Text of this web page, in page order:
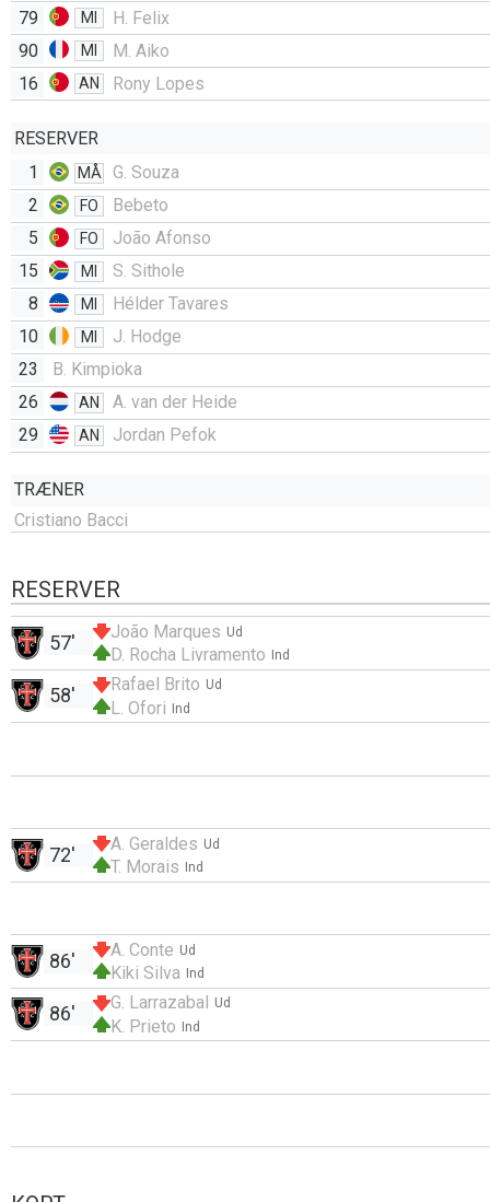
79
MI
H. Felix
90
MI
M. Aiko
16
AN Rony Lopes
RESERVER
1
MÅ
G. Souza
2
FO
Bebeto
5
FO
João Afonso
15
MI
S. Sithole
8
MI
Hélder Tavares
10
MI
J. Hodge
23
B. Kimpioka
26
AN
A. van der Heide
29
AN Jordan Pefok
TRÆNER
Cristiano Bacci
RESERVER
Ud
João Marques
Ind
D. Rocha Livramento
57'
Ud
Rafael Brito
Ind
L. Ofori
58'
Ud
A. Geraldes
Ind
T. Morais
72'
Ud
A. Conte
Ind
Kiki Silva
86'
Ud
G. Larrazabal
Ind
K. Prieto
86'